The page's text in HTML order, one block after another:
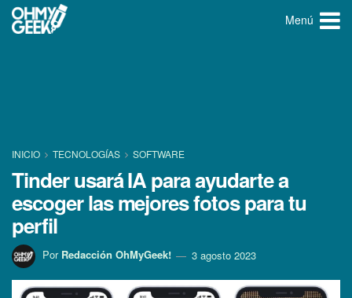
Menú
INICIO TECNOLOGÍ­AS SOFTWARE
Tinder usará IA para ayudarte a
escoger las mejores fotos para tu
perfil
Por Redacción OhMyGeek! 3 agosto 2023